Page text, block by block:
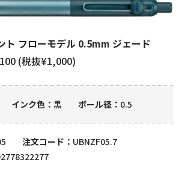
ト フローモデル 0.5mm ジェード
(税抜¥1,000)
インク色 黒 ボール径 0.5
注文コード
UBNZF05.7